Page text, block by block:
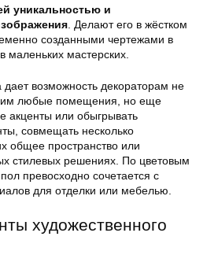
уникальностью и
. Делают его в жёстком
созданными чертежами в
маленьких мастерских.
дает возможность декораторам не
им любые помещения, но еще
акценты или обыгрывать
совмещать несколько
пространство или
стилевых решениях. По цветовым
превосходно сочетается с
для отделки или мебелью.
художественного